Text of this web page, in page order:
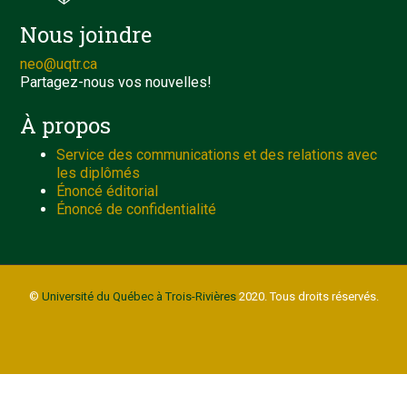
Nous joindre
neo@uqtr.ca
Partagez-nous vos nouvelles!
À propos
Service des communications et des relations avec
les diplômés
Énoncé éditorial
Énoncé de confidentialité
© Université du Québec à Trois-Rivières2020. Tous droits réservés.